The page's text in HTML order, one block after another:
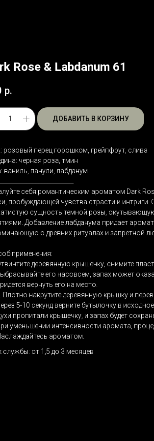
Rose & Labdanum 61
р.
ДОБАВИТЬ В КОРЗИНУ
розовый перец горошком, грейпфрут, слива
черная роза, тмин
ваниль, пачули, лабданум
себя романтическим ароматом Dark
пробуждающей чувства страсти и интриги.
сущность темной розы,
Добавление лабданума придает
о древних ритуалах и запретной
применения:
деревянную крышечку, снимите
его насовсем, запах может
вернуть его на место.
Плотно накрутите деревянную крышку и
5-10 секунд верните бутылочку в
пропитали крышечку, и запах будет
уменьшении интенсивности аромата,
ароматом.
службы: от 1,5 до 3 месяцев